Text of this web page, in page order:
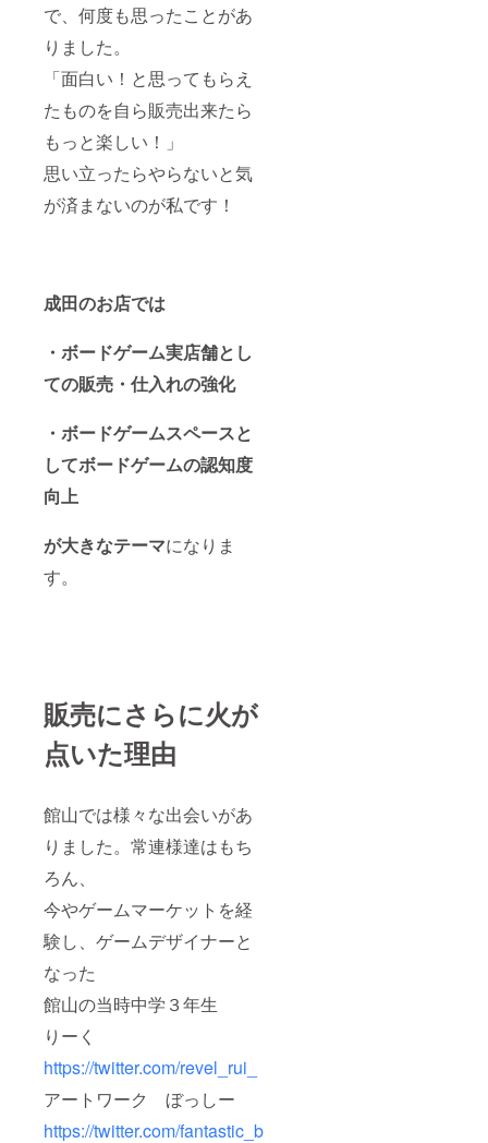
で、何度も思ったことがあ
りました。
「面白い！と思ってもらえ
たものを自ら販売出来たら
もっと楽しい！」
思い立ったらやらないと気
が済まないのが私です！
成田のお店では
・ボードゲーム実店舗とし
ての販売・仕入れの強化
・ボードゲームスペースと
してボードゲームの認知度
向上
が大きなテーマになりま
す。
販売にさらに火が
点いた理由
館山では様々な出会いがあ
りました。常連様達はもち
ろん、
今やゲームマーケットを経
験し、ゲームデザイナーと
なった
館山の当時中学３年生
りーく
https://twitter.com/revel_rui_
アートワーク ぼっしー
https://twitter.com/fantastic_b